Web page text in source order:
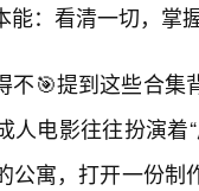
能：看清一切，掌
不🎯提到这些合
人电影往往扮演
公寓，打开一份